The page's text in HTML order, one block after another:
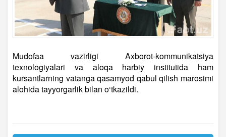
Mudofaa vazirligi Axborot-kommunikatsiya
texnologiyalari va aloqa harbiy institutida ham
kursantlarning vatanga qasamyod qabul qilish marosimi
alohida tayyorgarlik bilan o‘tkazildi.